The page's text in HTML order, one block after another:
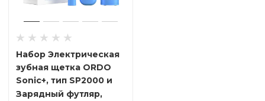
Набор Электрическая
зубная щетка ORDO
Sonic+, тип SP2000 и
Зарядный футляр,